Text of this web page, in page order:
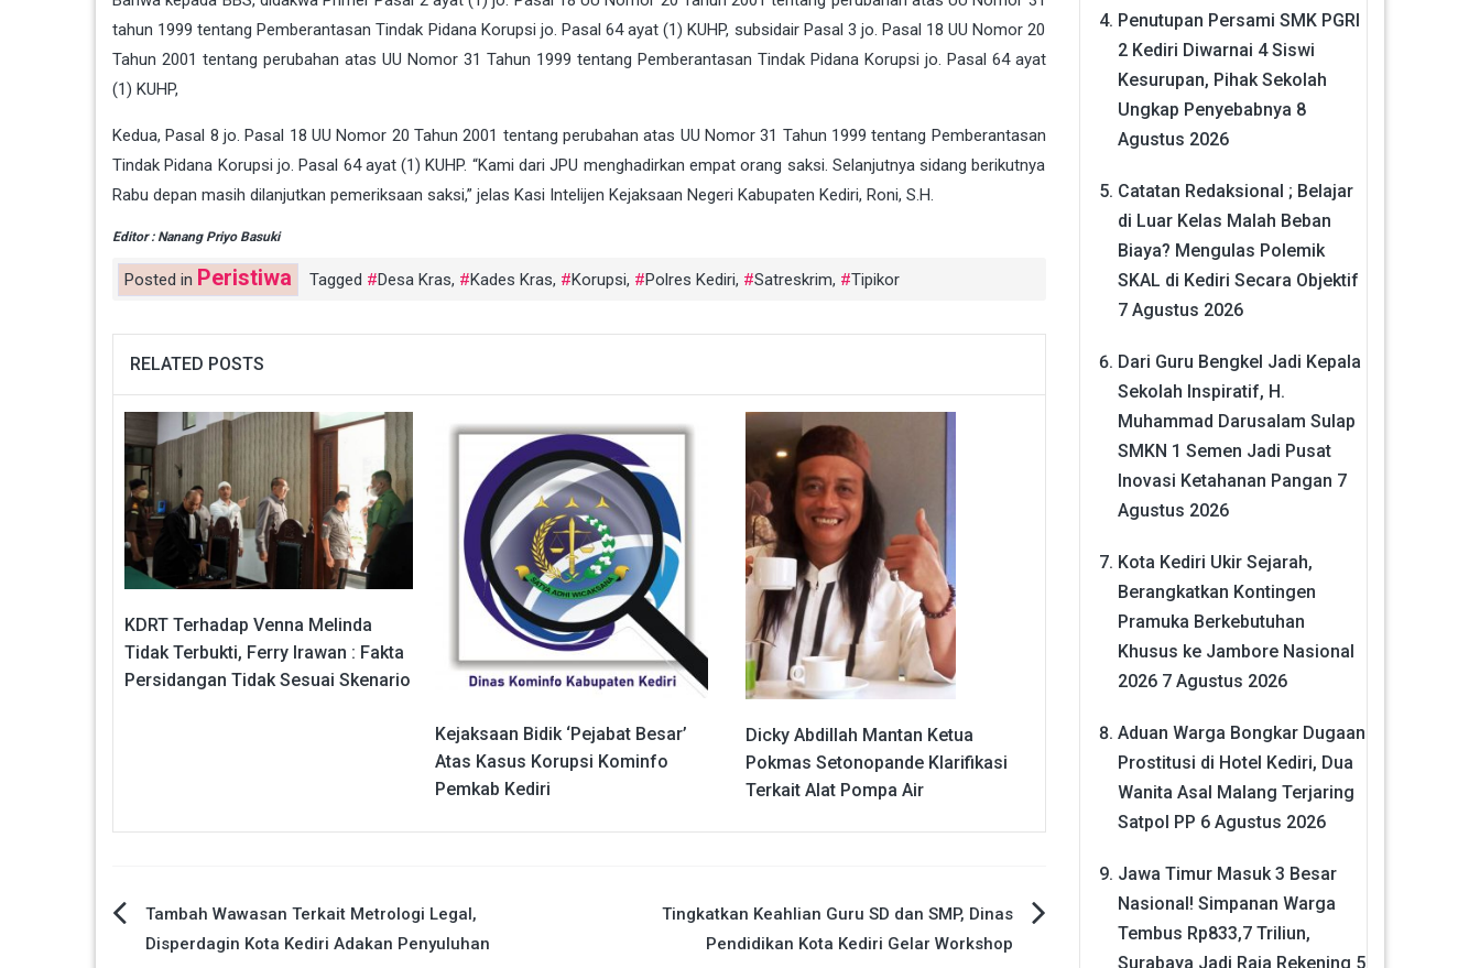
tahun 1999 tentang Pemberantasan Tindak Pidana Korupsi jo. Pasal 64 ayat (1) KUHP, subsidair Pasal 3 jo. Pasal 18 UU Nomor 20
Tahun 2001 tentang perubahan atas UU Nomor 31 Tahun 1999 tentang Pemberantasan Tindak Pidana Korupsi jo. Pasal 64 ayat
(1) KUHP,
Kedua, Pasal 8 jo. Pasal 18 UU Nomor 20 Tahun 2001 tentang perubahan atas UU Nomor 31 Tahun 1999 tentang Pemberantasan
Tindak Pidana Korupsi jo. Pasal 64 ayat (1) KUHP. “Kami dari JPU menghadirkan empat orang saksi. Selanjutnya sidang berikutnya
Rabu depan masih dilanjutkan pemeriksaan saksi,” jelas Kasi Intelijen Kejaksaan Negeri Kabupaten Kediri, Roni, S.H.
Editor : Nanang Priyo Basuki
Posted in Peristiwa Tagged Desa Kras, Kades Kras, Korupsi, Polres Kediri, Satreskrim, Tipikor
RELATED POSTS
KDRT Terhadap Venna Melinda
Tidak Terbukti, Ferry Irawan : Fakta
Persidangan Tidak Sesuai Skenario
Kejaksaan Bidik ‘Pejabat Besar’
Atas Kasus Korupsi Kominfo
Pemkab Kediri
Dicky Abdillah Mantan Ketua
Pokmas Setonopande Klarifikasi
Terkait Alat Pompa Air
Navigasi
Tambah Wawasan Terkait Metrologi Legal,
Disperdagin Kota Kediri Adakan Penyuluhan
Tingkatkan Keahlian Guru SD dan SMP, Dinas
Pendidikan Kota Kediri Gelar Workshop
Penutupan Persami SMK PGRI
2 Kediri Diwarnai 4 Siswi
Kesurupan, Pihak Sekolah
Ungkap Penyebabnya 8
Agustus 2026
Catatan Redaksional ; Belajar
di Luar Kelas Malah Beban
Biaya? Mengulas Polemik
SKAL di Kediri Secara Objektif
7 Agustus 2026
Dari Guru Bengkel Jadi Kepala
Sekolah Inspiratif, H.
Muhammad Darusalam Sulap
SMKN 1 Semen Jadi Pusat
Inovasi Ketahanan Pangan 7
Agustus 2026
Kota Kediri Ukir Sejarah,
Berangkatkan Kontingen
Pramuka Berkebutuhan
Khusus ke Jambore Nasional
2026 7 Agustus 2026
Aduan Warga Bongkar Dugaan
Prostitusi di Hotel Kediri, Dua
Wanita Asal Malang Terjaring
Satpol PP 6 Agustus 2026
Jawa Timur Masuk 3 Besar
Nasional! Simpanan Warga
Tembus Rp833,7 Triliun,
Surabaya Jadi Raja Rekening 5